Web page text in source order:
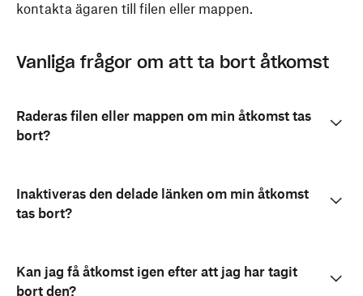
kontakta ägaren till filen eller mappen.
Vanliga frågor om att ta bort åtkomst
Raderas filen eller mappen om min åtkomst tas
bort?
Inaktiveras den delade länken om min åtkomst
tas bort?
Kan jag få åtkomst igen efter att jag har tagit
bort den?